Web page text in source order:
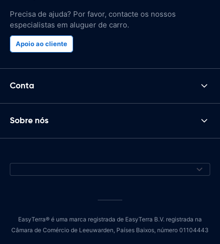
Precisa de ajuda? Por favor, contacte os nossos
especialistas em aluguer de carro.
Apoio ao cliente
Conta
Sobre nós
EasyTerra® é uma marca registrada de EasyTerra B.V. registrada na
Câmara de Comércio de Leeuwarden, Países Baixos, número 01104443